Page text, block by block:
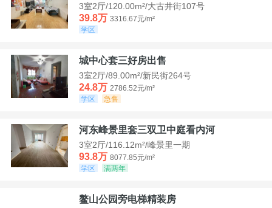
3室2厅/120.00m²/大古井街107号
39.8万 3316.67元/m²
学区
城中心套三好房出售
3室2厅/89.00m²/新民街264号
24.8万 2786.52元/m²
学区
急售
河东峰景里套三双卫中庭看内河
3室2厅/116.12m²/峰景里一期
93.8万 8077.85元/m²
学区
满两年
鳌山公园旁电梯精装房